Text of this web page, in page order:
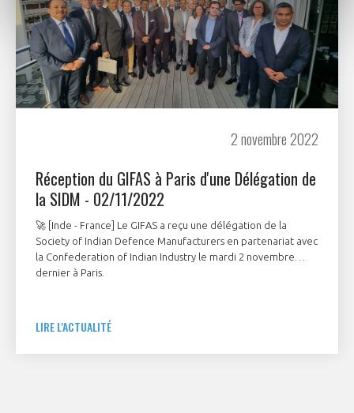
2 novembre 2022
Réception du GIFAS à Paris d'une Délégation de
la SIDM - 02/11/2022
🚀 [Inde - France] Le GIFAS a reçu une délégation de la
Society of Indian Defence Manufacturers en partenariat avec
la Confederation of Indian Industry le mardi 2 novembre
dernier à Paris.
LIRE L'ACTUALITÉ